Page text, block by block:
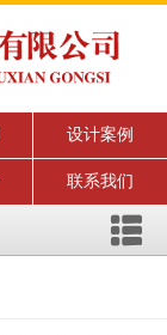
设计案例
联系我们